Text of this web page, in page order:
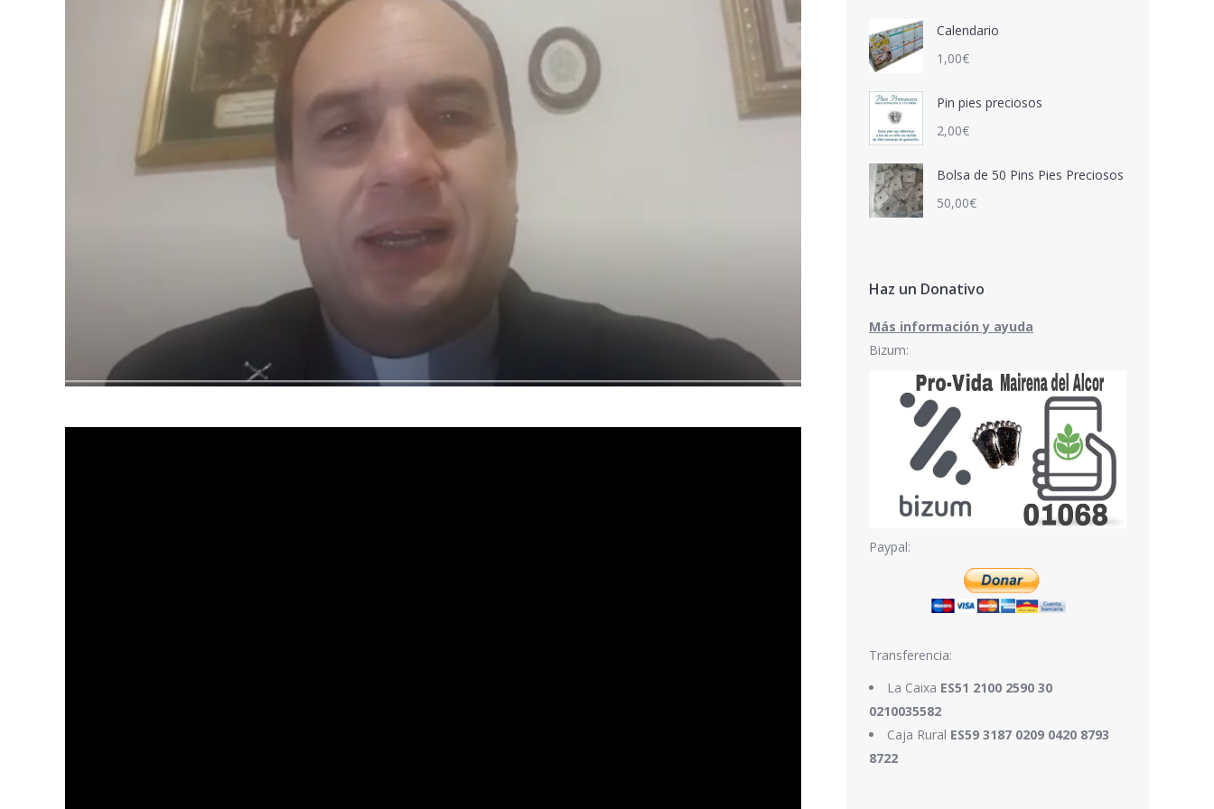
Calendario
1,00€
Pin pies preciosos
2,00€
Bolsa de 50 Pins Pies Preciosos
50,00€
Haz un Donativo
Más información y ayuda
Bizum:
Paypal:
Transferencia:
La Caixa ES51 2100 2590 30
0210035582
Caja Rural ES59 3187 0209 0420 8793
8722